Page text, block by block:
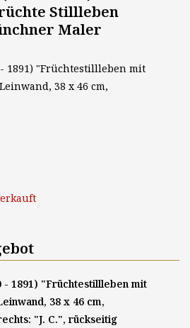
Stillleben
Maler
- 1891) "Früchtestillleben mit
38 x 46 cm,
- 1891) "Früchtestillleben mit
38 x 46 cm,
"J. C.", rückseitig